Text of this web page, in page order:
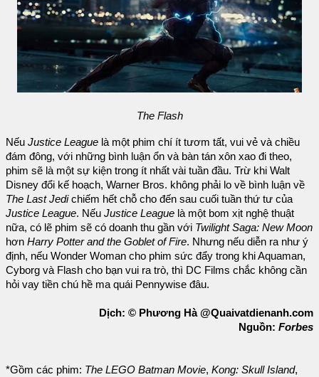
The Flash
Nếu Justice League là một phim chí ít tươm tất, vui vẻ và chiều
đám đông, với những bình luận ổn và bàn tán xôn xao đi theo,
phim sẽ là một sự kiện trong ít nhất vài tuần đầu. Trừ khi Walt
Disney đổi kế hoạch, Warner Bros. không phải lo về bình luận về
The Last Jedichiếm hết chỗ cho đến sau cuối tuần thứ tư của
Justice League. Nếu Justice League là một bom xịt nghệ thuật
nữa, có lẽ phim sẽ có doanh thu gần với Twilight Saga: New Moon
hơn Harry Potter and the Goblet of Fire. Nhưng nếu diễn ra như ý
định, nếu Wonder Woman cho phim sức đẩy trong khi Aquaman,
Cyborg và Flash cho bạn vui ra trò, thì DC Films chắc không cần
hỏi vay tiền chú hề ma quái Pennywise đâu.
Dịch: © Phương Hà @Quaivatdienanh.com
Nguồn: Forbes
*Gồm các phim: The LEGO Batman Movie, Kong: Skull Island,